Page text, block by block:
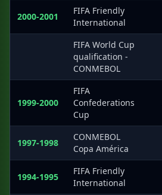
2000-2001
FIFA Friendly
International
FIFA World Cup
qualification -
CONMEBOL
1999-2000
FIFA
Confederations
Cup
1997-1998
CONMEBOL
Copa América
1994-1995
FIFA Friendly
International